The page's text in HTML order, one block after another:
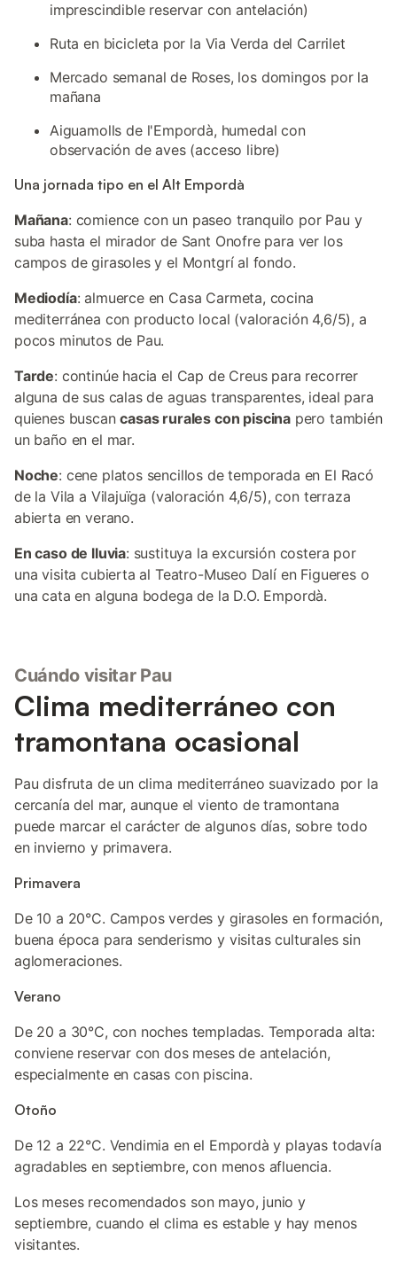
imprescindible reservar con antelación)
Ruta en bicicleta por la Via Verda del Carrilet
Mercado semanal de Roses, los domingos por la
mañana
Aiguamolls de l'Empordà, humedal con
observación de aves (acceso libre)
Una jornada tipo en el Alt Empordà
Mañana: comience con un paseo tranquilo por Pau y
suba hasta el mirador de Sant Onofre para ver los
campos de girasoles y el Montgrí al fondo.
Mediodía: almuerce en Casa Carmeta, cocina
mediterránea con producto local (valoración 4,6/5), a
pocos minutos de Pau.
Tarde: continúe hacia el Cap de Creus para recorrer
alguna de sus calas de aguas transparentes, ideal para
quienes buscancasas rurales con piscinapero también
un baño en el mar.
Noche: cene platos sencillos de temporada en El Racó
de la Vila a Vilajuïga (valoración 4,6/5), con terraza
abierta en verano.
En caso de lluvia: sustituya la excursión costera por
una visita cubierta al Teatro-Museo Dalí en Figueres o
una cata en alguna bodega de la D.O. Empordà.
Cuándo visitar Pau
Clima mediterráneo con
tramontana ocasional
Pau disfruta de un clima mediterráneo suavizado por la
cercanía del mar, aunque el viento de tramontana
puede marcar el carácter de algunos días, sobre todo
en invierno y primavera.
Primavera
De 10 a 20°C. Campos verdes y girasoles en formación,
buena época para senderismo y visitas culturales sin
aglomeraciones.
Verano
De 20 a 30°C, con noches templadas. Temporada alta:
conviene reservar con dos meses de antelación,
especialmente en casas con piscina.
Otoño
De 12 a 22°C. Vendimia en el Empordà y playas todavía
agradables en septiembre, con menos afluencia.
Los meses recomendados son mayo, junio y
septiembre, cuando el clima es estable y hay menos
visitantes.